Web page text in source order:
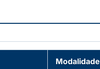
Modalidade